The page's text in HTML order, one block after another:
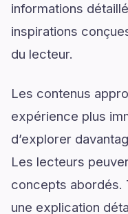
informations
inspirations
du lecteur.
Les contenus
expérience plus
d’explorer
Les lecteurs
concepts abordés.
une explication